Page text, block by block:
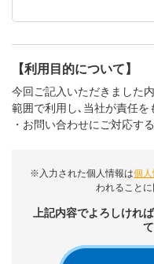
【利用目的について】
今回ご記入いただきました
範囲で利用し､当社が責任を
・お問い合わせにご対応する
※入力された個人情報は個
われることに
上記内容でよろしけれ